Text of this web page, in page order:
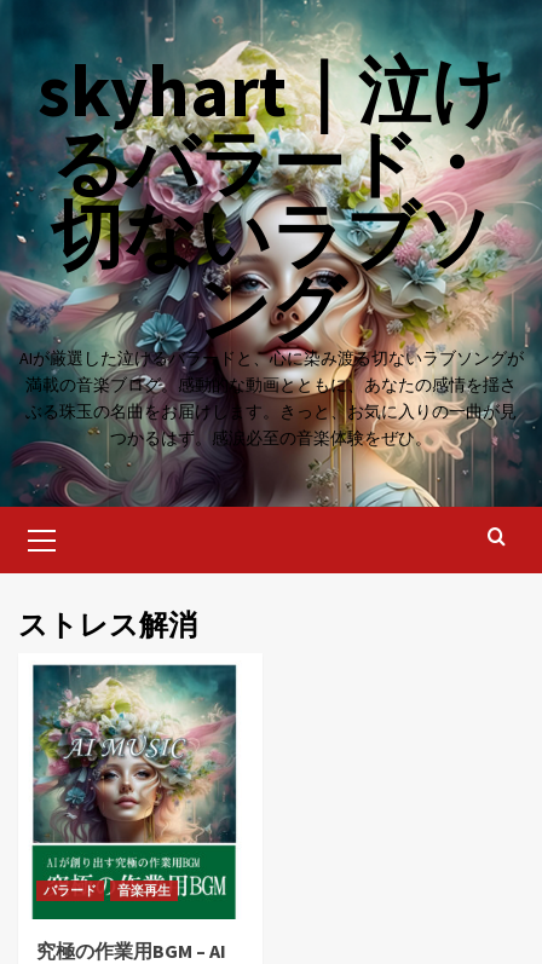
contentskyhart｜泣け
るバラード・
切ないラブソ
ング
AIが厳選した泣けるバラードと、心に染み渡る切ないラブソングが
満載の音楽ブログ。感動的な動画とともに、あなたの感情を揺さ
ぶる珠玉の名曲をお届けします。きっと、お気に入りの一曲が見
つかるはず。感涙必至の音楽体験をぜひ。
Menu
ストレス解消
バラード 音楽再生
究極の作業用BGM – AI